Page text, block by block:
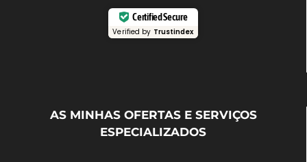
Certified Secure
Verified by Trustindex
AS MINHAS OFERTAS E SERVIÇOS
ESPECIALIZADOS